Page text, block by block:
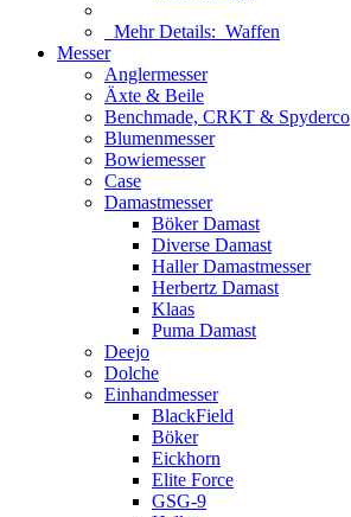
Mehr Details: Waffen
Messer
Anglermesser
Äxte & Beile
Benchmade, CRKT & Spyderco
Blumenmesser
Bowiemesser
Case
Damastmesser
Böker Damast
Diverse Damast
Haller Damastmesser
Herbertz Damast
Klaas
Puma Damast
Deejo
Dolche
Einhandmesser
BlackField
Böker
Eickhorn
Elite Force
GSG-9